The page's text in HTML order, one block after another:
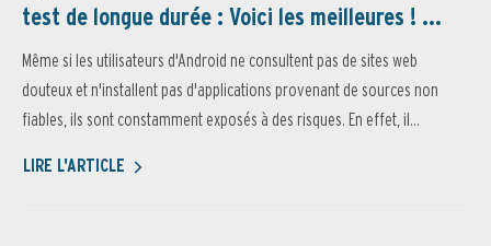
test de longue durée : Voici les meilleures ! ...
Même si les utilisateurs d'Android ne consultent pas de sites web
douteux et n'installent pas d'applications provenant de sources non
fiables, ils sont constamment exposés à des risques. En effet, il...
LIRE L'ARTICLE